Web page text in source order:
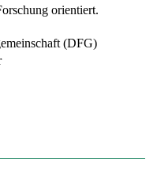
orientiert.
(DFG)